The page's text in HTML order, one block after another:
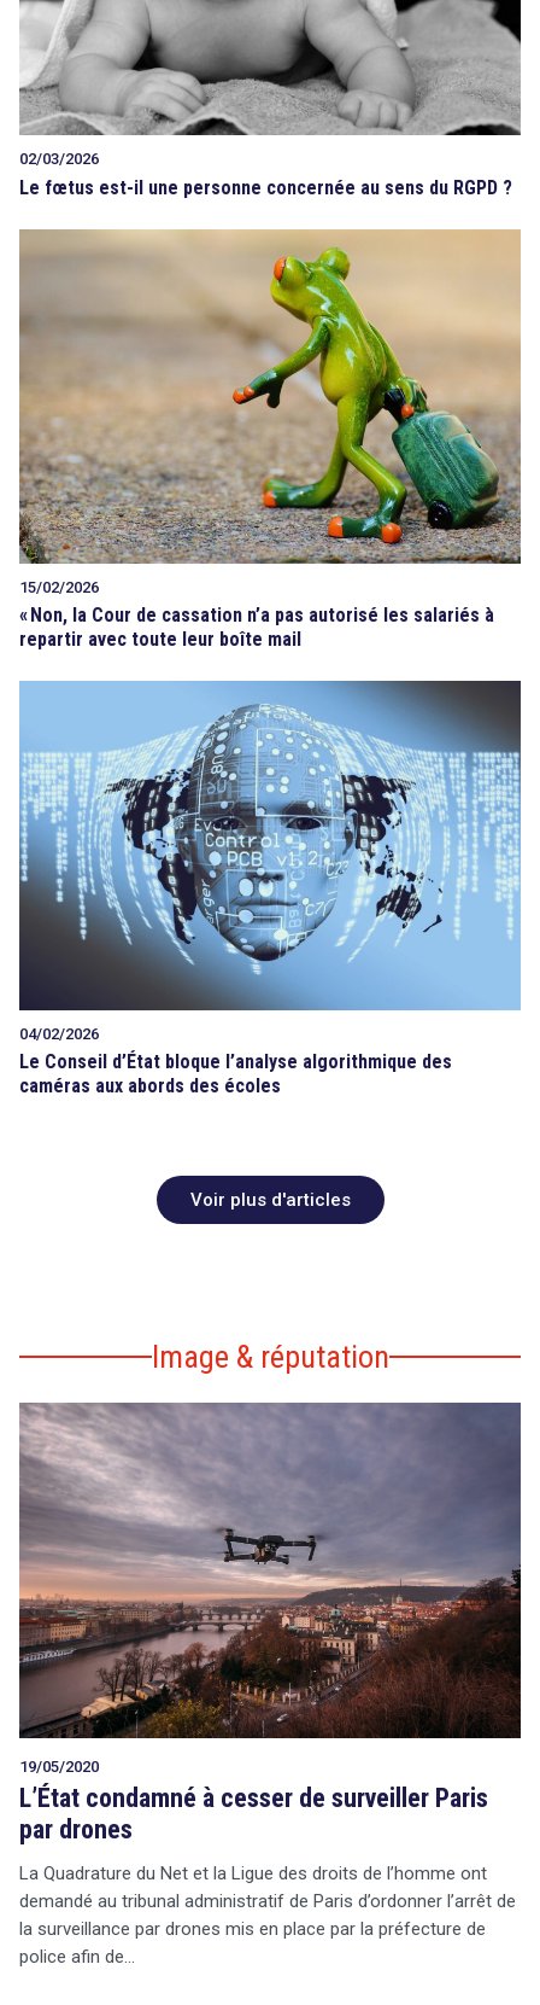
02/03/2026
Le fœtus est-il une personne concernée au sens du RGPD ?
15/02/2026
« Non, la Cour de cassation n’a pas autorisé les salariés à
repartir avec toute leur boîte mail
04/02/2026
Le Conseil d’État bloque l’analyse algorithmique des
caméras aux abords des écoles
Voir plus d'articles
Image & réputation
19/05/2020
L’État condamné à cesser de surveiller Paris
par drones
La Quadrature du Net et la Ligue des droits de l’homme ont
demandé au tribunal administratif de Paris d’ordonner l’arrêt de
la surveillance par drones mis en place par la préfecture de
police afin de…